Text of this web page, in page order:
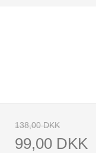
138,00 DKK
99,00 DKK